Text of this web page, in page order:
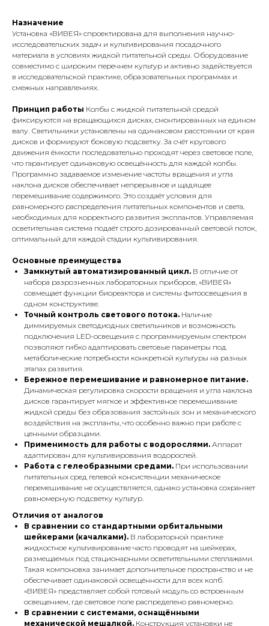
Назначение
Установка «ВИВЕЯ» спроектирована для выполнения научно-
исследовательских задач и культивирования посадочного
материала в условиях жидкой питательной среды. Оборудование
совместимо с широким перечнем культур и активно задействуется
в исследовательской практике, образовательных программах и
смежных направлениях.
Принцип работы Колбы с жидкой питательной средой
фиксируются на вращающихся дисках, смонтированных на едином
валу. Светильники установлены на одинаковом расстоянии от края
дисков и формируют боковую подсветку. За счёт кругового
движения ёмкости последовательно проходят через световое поле,
что гарантирует одинаковую освещённость для каждой колбы.
Программно задаваемое изменение частоты вращения и угла
наклона дисков обеспечивает непрерывное и щадящее
перемешивание содержимого. Это создаёт условия для
равномерного распределения питательных компонентов и света,
необходимых для корректного развития эксплантов. Управляемая
осветительная система подаёт строго дозированный световой поток,
оптимальный для каждой стадии культивирования.
Основные преимущества
Замкнутый автоматизированный цикл. В отличие от
набора разрозненных лабораторных приборов, «ВИВЕЯ»
совмещает функции биореактора и системы фитоосвещения в
одном конструктиве.
Точный контроль светового потока. Наличие
диммируемых светодиодных светильников и возможность
подключения LED-освещения с программируемым спектром
позволяют гибко адаптировать световые параметры под
метаболические потребности конкретной культуры на разных
этапах развития.
Бережное перемешивание и равномерное питание.
Динамическая регулировка скорости вращения и угла наклона
дисков гарантирует мягкое и эффективное перемешивание
жидкой среды без образования застойных зон и механического
воздействия на экспланты, что особенно важно при работе с
ценными образцами.
Применимость для работы с водорослями. Аппарат
адаптирован для культивирования водорослей.
Работа с гелеобразными средами. При использовании
питательных сред гелевой консистенции механическое
перемешивание не осуществляется, однако установка сохраняет
равномерную подсветку культур.
Отличия от аналогов
В сравнении со стандартными орбитальными
шейкерами (качалками). В лабораторной практике
жидкостное культивирование часто проводят на шейкерах,
размещаемых под стационарными осветительными стеллажами.
Такая компоновка занимает дополнительное пространство и не
обеспечивает одинаковой освещённости для всех колб.
«ВИВЕЯ» представляет собой готовый модуль со встроенным
освещением, где световое поле распределено равномерно.
В сравнении с системами, оснащёнными
механической мешалкой. Конструкция установки не